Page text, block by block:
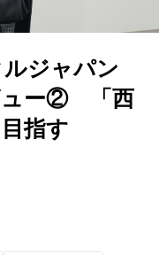
ルジャパン
ュー② 「西
指す